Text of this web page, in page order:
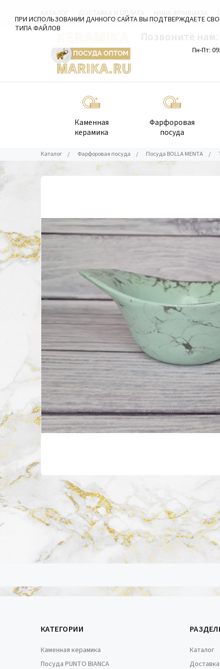
ДОСТАВКА И ОПЛАТА
Пн-Пт:
Каменная
керамика
Фарфоровая
посуда
Каталог / Фарфоровая посуда / Посуда BOLLA MENTA /
КАТЕГОРИИ
Каменная керамика
Посуда PUNTO BIANCA
Каталог
ПРИ ИСПОЛЬЗОВАНИИ ДАННОГО САЙТА ВЫ ПОДТВЕРЖДАЕТЕ
ТИПА ФАЙЛОВ